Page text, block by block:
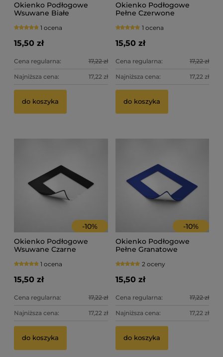
Okienko Podłogowe
Wsuwane Białe
1 ocena
15,50 zł
Cena regularna: 17,22 zł
Najniższa cena: 17,22 zł
do koszyka
Okienko Podłogowe
Pełne Czerwone
1 ocena
15,50 zł
Cena regularna: 17,22 zł
Najniższa cena: 17,22 zł
do koszyka
-10%
Okienko Podłogowe
Wsuwane Czarne
1 ocena
15,50 zł
Cena regularna: 17,22 zł
Najniższa cena: 17,22 zł
do koszyka
-10%
Okienko Podłogowe
Pełne Granatowe
2 oceny
15,50 zł
Cena regularna: 17,22 zł
Najniższa cena: 17,22 zł
do koszyka